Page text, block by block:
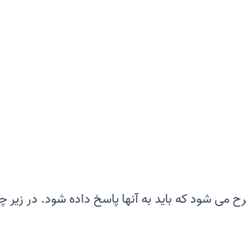
می شود که باید به آنها پاسخ داده شود. در زیر